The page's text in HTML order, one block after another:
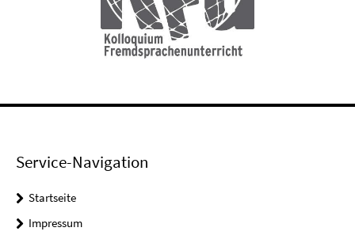
Service-Navigation
Startseite
Impressum